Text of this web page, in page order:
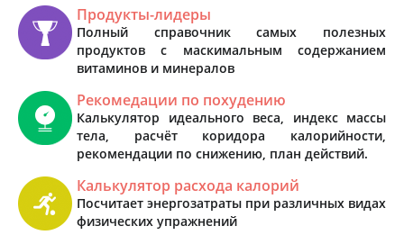
Продукты-лидеры
Полный справочник самых полезных
продуктов с маскимальным содержанием
витаминов и минералов
Рекомедации по похудению
Калькулятор идеального веса, индекс массы
тела, расчёт коридора калорийности,
рекомендации по снижению, план действий.
Калькулятор расхода калорий
Посчитает энергозатраты при различных видах
физических упражнений